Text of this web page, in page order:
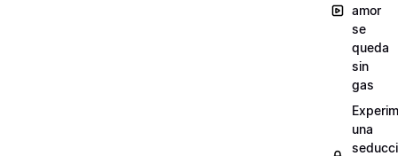
amor
se
queda
sin
gas
una